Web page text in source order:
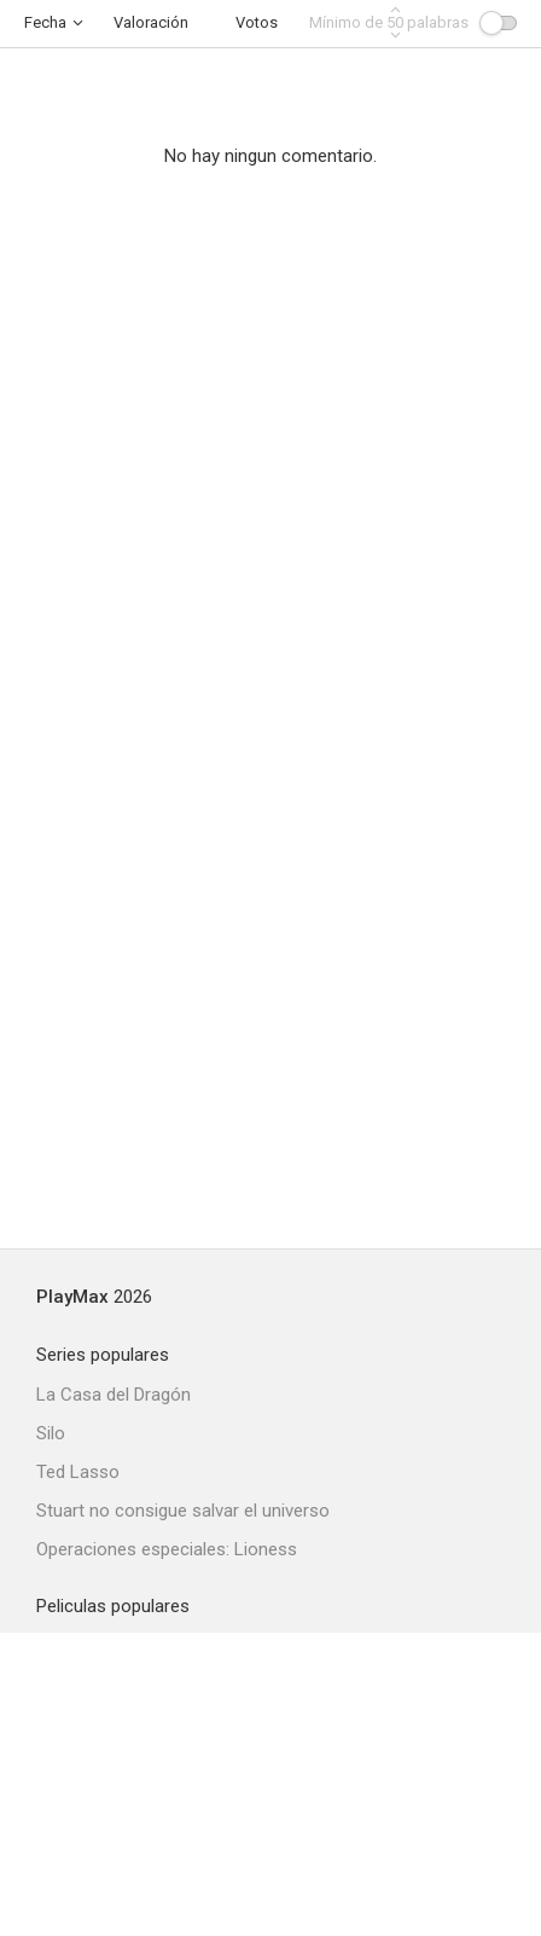
Fecha Valoración Votos Afinidad
Mínimo de 50 palabras
No hay ningun comentario.
PlayMax 2026
Series populares
La Casa del Dragón
Silo
Ted Lasso
Stuart no consigue salvar el universo
Operaciones especiales: Lioness
Peliculas populares